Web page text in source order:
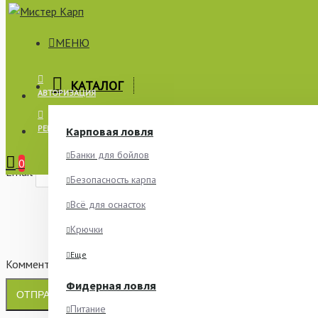
СООБЩИТЬ О НАЛИЧИИ
Имя
Email
Комментарий
ОТПРАВИТЬ
МЕНЮ
КАТАЛОГ
Карповая ловля
Банки для бойлов
Безопасность карпа
Всё для оснасток
Крючки
Еще
Фидерная ловля
Питание
АВТОРИЗАЦИЯ
РЕГИСТРАЦИЯ
0